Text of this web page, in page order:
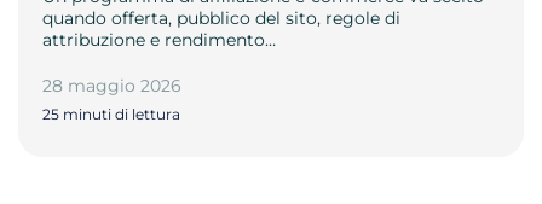
quando offerta, pubblico del sito, regole di
attribuzione e rendimento…
28 maggio 2026
25 minuti di lettura